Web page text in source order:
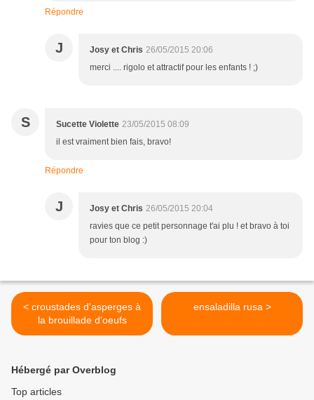
Répondre
J Josy et Chris 26/05/2015 20:06
merci .... rigolo et attractif pour les enfants ! ;)
S Sucette Violette 23/05/2015 08:09
il est vraiment bien fais, bravo!
Répondre
J Josy et Chris 26/05/2015 20:04
ravies que ce petit personnage t'ai plu ! et bravo à toi
pour ton blog :)
< croustades d'asperges à
la brouillade d'oeufs
ensaladilla rusa >
Hébergé par Overblog
Top articles